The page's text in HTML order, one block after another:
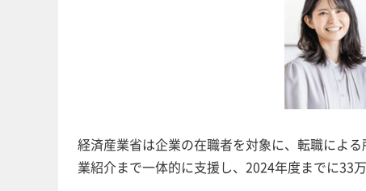
経済産業省は企業の在職者を対象に、転職によ
業紹介まで一体的に支援し、2024年度までに33